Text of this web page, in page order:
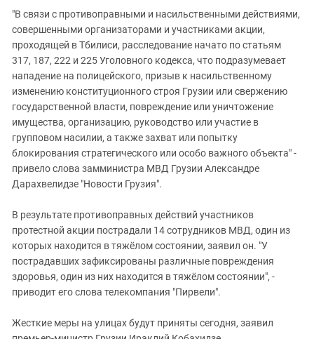
"В связи с противоправными и насильственными действиями,
совершенными организаторами и участниками акции,
проходящей в Тбилиси, расследование начато по статьям
317, 187, 222 и 225 Уголовного кодекса, что подразумевает
нападение на полицейского, призыв к насильственному
изменению конституционного строя Грузии или свержению
государственной власти, повреждение или уничтожение
имущества, организацию, руководство или участие в
групповом насилии, а также захват или попытку
блокирования стратегического или особо важного объекта" -
привело слова замминистра МВД Грузии Александре
Дарахвелидзе "Новости Грузия".
В результате противоправных действий участников
протестной акции пострадали 14 сотрудников МВД, один из
которых находится в тяжёлом состоянии, заявил он. "У
пострадавших зафиксированы различные повреждения
здоровья, один из них находится в тяжёлом состоянии", -
приводит его слова телекомпания "Пирвели".
Жесткие меры на улицах будут приняты сегодня, заявил